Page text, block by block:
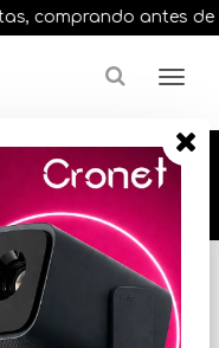
comprando antes de
artículos,
hrs. envíos en el